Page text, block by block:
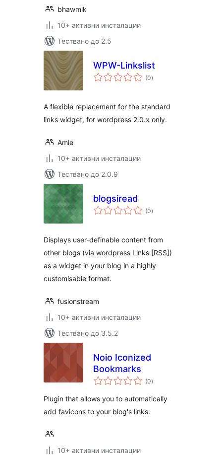
bhawmik
10+ активни инсталации
Тествано до 2.5
WPW-Linkslist
(0общо
оценки
)
A flexible replacement for the standard
links widget, for wordpress 2.0.x only.
Amie
10+ активни инсталации
Тествано до 2.0.9
blogsiread
(0общо
оценки
)
Displays user-definable content from
other blogs (via wordpress Links [RSS])
as a widget in your blog in a highly
customisable format.
fusionstream
10+ активни инсталации
Тествано до 3.5.2
Noio Iconized
Bookmarks
(0общо
оценки
)
Plugin that allows you to automatically
add favicons to your blog's links.
10+ активни инсталации